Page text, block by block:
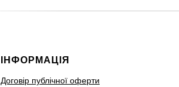
ІНФОРМАЦІЯ
Договір публічної оферти